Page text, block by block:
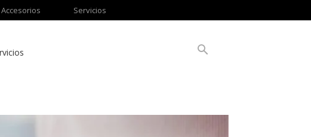
Accesorios Servicios